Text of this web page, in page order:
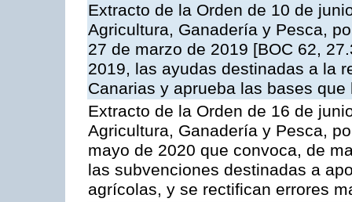
Extracto de la Orden de 10 de
Agricultura, Ganadería y Pesca,
27 de marzo de 2019 [BOC 62,
2019, las ayudas destinadas a la
Canarias y aprueba las bases
Extracto de la Orden de 16 de
Agricultura, Ganadería y Pesca,
mayo de 2020 que convoca, de
las subvenciones destinadas a
agrícolas, y se rectifican errores